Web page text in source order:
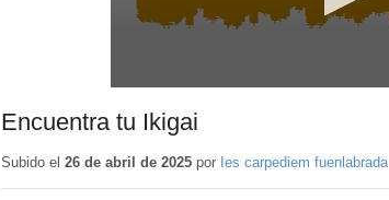
Encuentra tu Ikigai
Subido el 26 de abril de 2025por Ies carpediem fuenlabrada